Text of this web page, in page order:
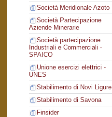
Società Meridionale Azoto
Società Partecipazione
Aziende Minerarie
Società partecipazione
Industriali e Commerciali -
SPAICO
Unione esercizi elettrici -
UNES
Stabilimento di Novi Ligure
Stabilimento di Savona
Finsider